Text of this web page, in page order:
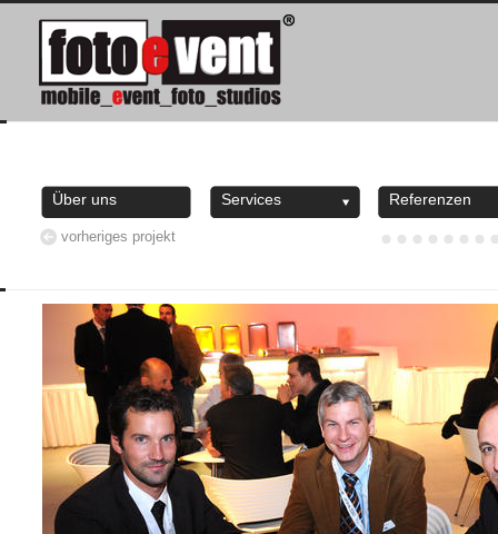
vorheriges projekt
Über uns Services Referenzen